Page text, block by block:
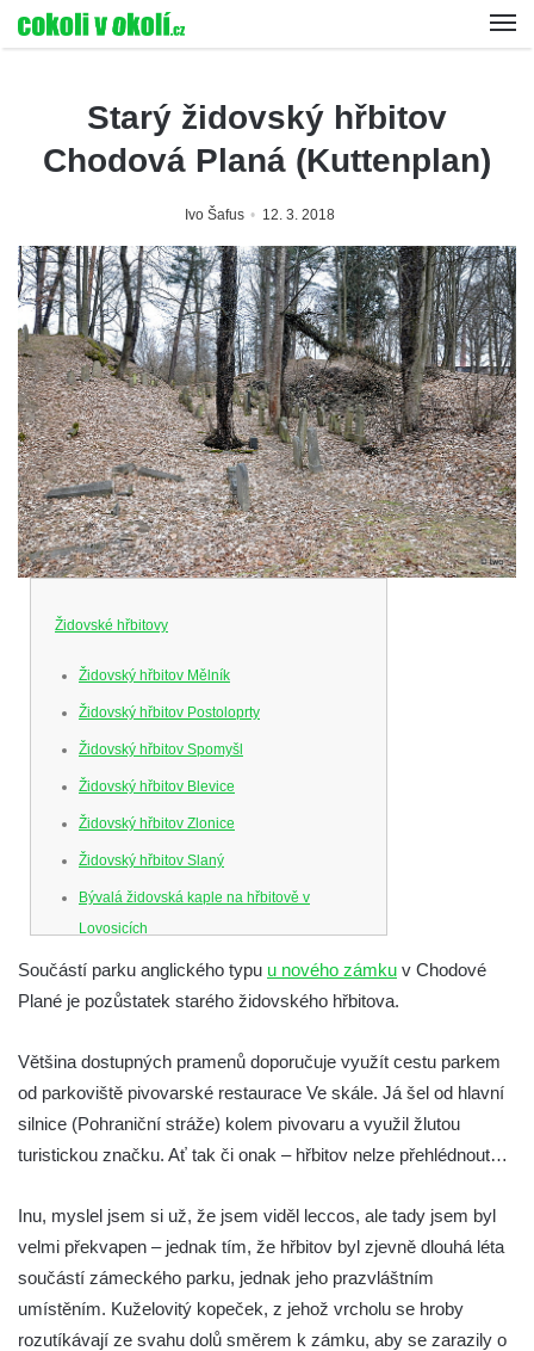
Starý židovský hřbitov
Chodová Planá (Kuttenplan)
Ivo Šafus 12. 3. 2018
Židovské hřbitovy
Židovský hřbitov Mělník
Židovský hřbitov Postoloprty
Židovský hřbitov Spomyšl
Židovský hřbitov Blevice
Židovský hřbitov Zlonice
Židovský hřbitov Slaný
Bývalá židovská kaple na hřbitově v
Lovosicích
Nový židovský hřbitov Lovosice
Židovský hřbitov Litoměřice
Židovský hřbitov Radouň
Nový židovský hřbitov Louny
Židovský hřbitov Libochovice
Židovský hřbitov Terezín II.
Židovský hřbitov Terezín I.
Nový židovský hřbitov Roudnice nad
Labem
Součástí parku anglického typu u nového zámku v Chodové
Plané je pozůstatek starého židovského hřbitova.
Většina dostupných pramenů doporučuje využít cestu parkem
od parkoviště pivovarské restaurace Ve skále. Já šel od hlavní
silnice (Pohraniční stráže) kolem pivovaru a využil žlutou
turistickou značku. Ať tak či onak – hřbitov nelze přehlédnout…
Inu, myslel jsem si už, že jsem viděl leccos, ale tady jsem byl
velmi překvapen – jednak tím, že hřbitov byl zjevně dlouhá léta
součástí zámeckého parku, jednak jeho prazvláštním
umístěním. Kuželovitý kopeček, z jehož vrcholu se hroby
rozutíkávají ze svahu dolů směrem k zámku, aby se zarazily o